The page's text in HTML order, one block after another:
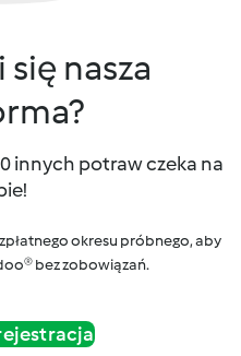
nasza
innych potraw czeka na
okresu próbnego, aby
bez zobowiązań.